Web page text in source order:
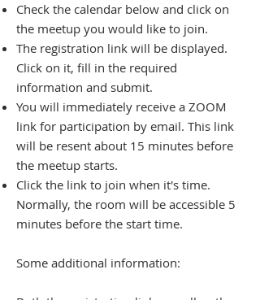
Check the calendar below and click on
the meetup you would like to join.
The registration link will be displayed.
Click on it, fill in the required
information and submit.
You will immediately receive a ZOOM
link for participation by email. This link
will be resent about 15 minutes before
the meetup starts.
Click the link to join when it's time.
Normally, the room will be accessible 5
minutes before the start time.
​Some additional information: